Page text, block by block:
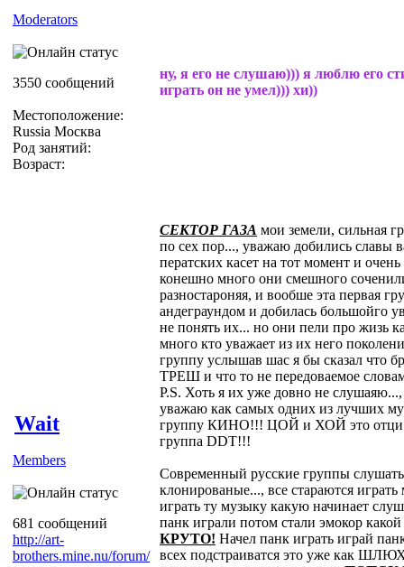
Moderators
3550 сообщений
Местоположение:
Russia Москва
Род занятий:
Возраст:
ну, я его не слушаю))) я люблю его
играть он не умел))) хи))
Wait
Members
681 сообщений
http://art-
brothers.mine.nu/forum/
СЕКТОР ГАЗА мои земели, сильная
по сех пор..., уважаю добились славы
ператских касет на тот момент и
конешно много они смешного
разностароняя, и вообше эта первая
андеграундом и добилась большойго
не понять их... но они пели про жизь
много кто уважает из их него
группу услышав шас я бы сказал что
ТРЕШ и что то не передоваемое
P.S. Хоть я их уже довно не
уважаю как самых одних из лучших
группу КИНО!!! ЦОЙ и ХОЙ это отци
группа DDT!!!
Современный русские группы
клонированые..., все стараются
играть ту музыку какую начинает
панк играли потом стали эмокор
КРУТО! Начел панк играть играй
всех подстраиватся это уже как